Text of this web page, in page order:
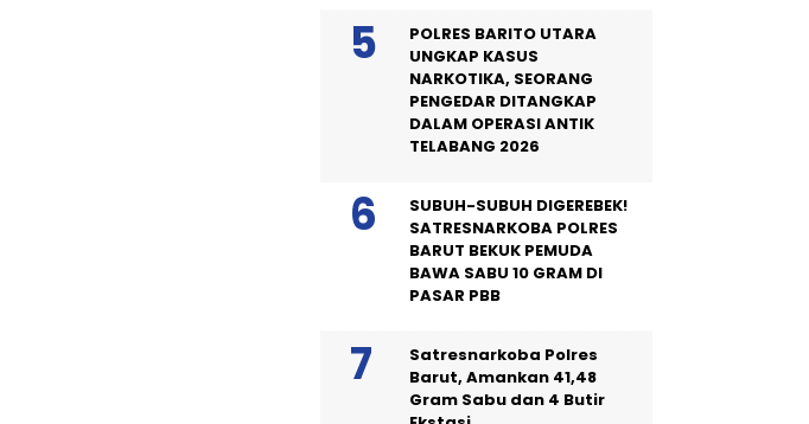
POLRES BARITO UTARA
UNGKAP KASUS
NARKOTIKA, SEORANG
PENGEDAR DITANGKAP
DALAM OPERASI ANTIK
TELABANG 2026
SUBUH-SUBUH DIGEREBEK!
SATRESNARKOBA POLRES
BARUT BEKUK PEMUDA
BAWA SABU 10 GRAM DI
PASAR PBB
Satresnarkoba Polres
Barut, Amankan 41,48
Gram Sabu dan 4 Butir